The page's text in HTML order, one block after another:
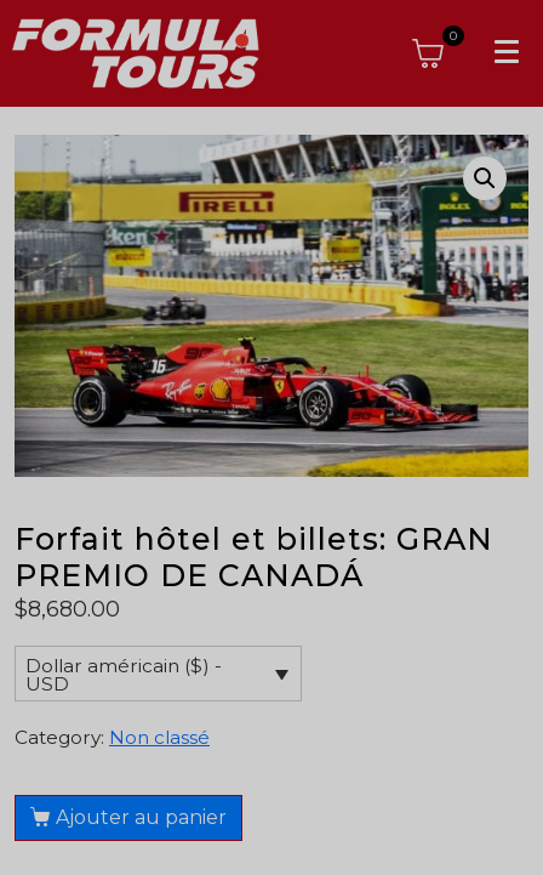
0
Forfait hôtel et billets: GRAN
PREMIO DE CANADÁ
$8,680.00
Dollar américain ($) -
USD
Category: Non classé
Ajouter au panier